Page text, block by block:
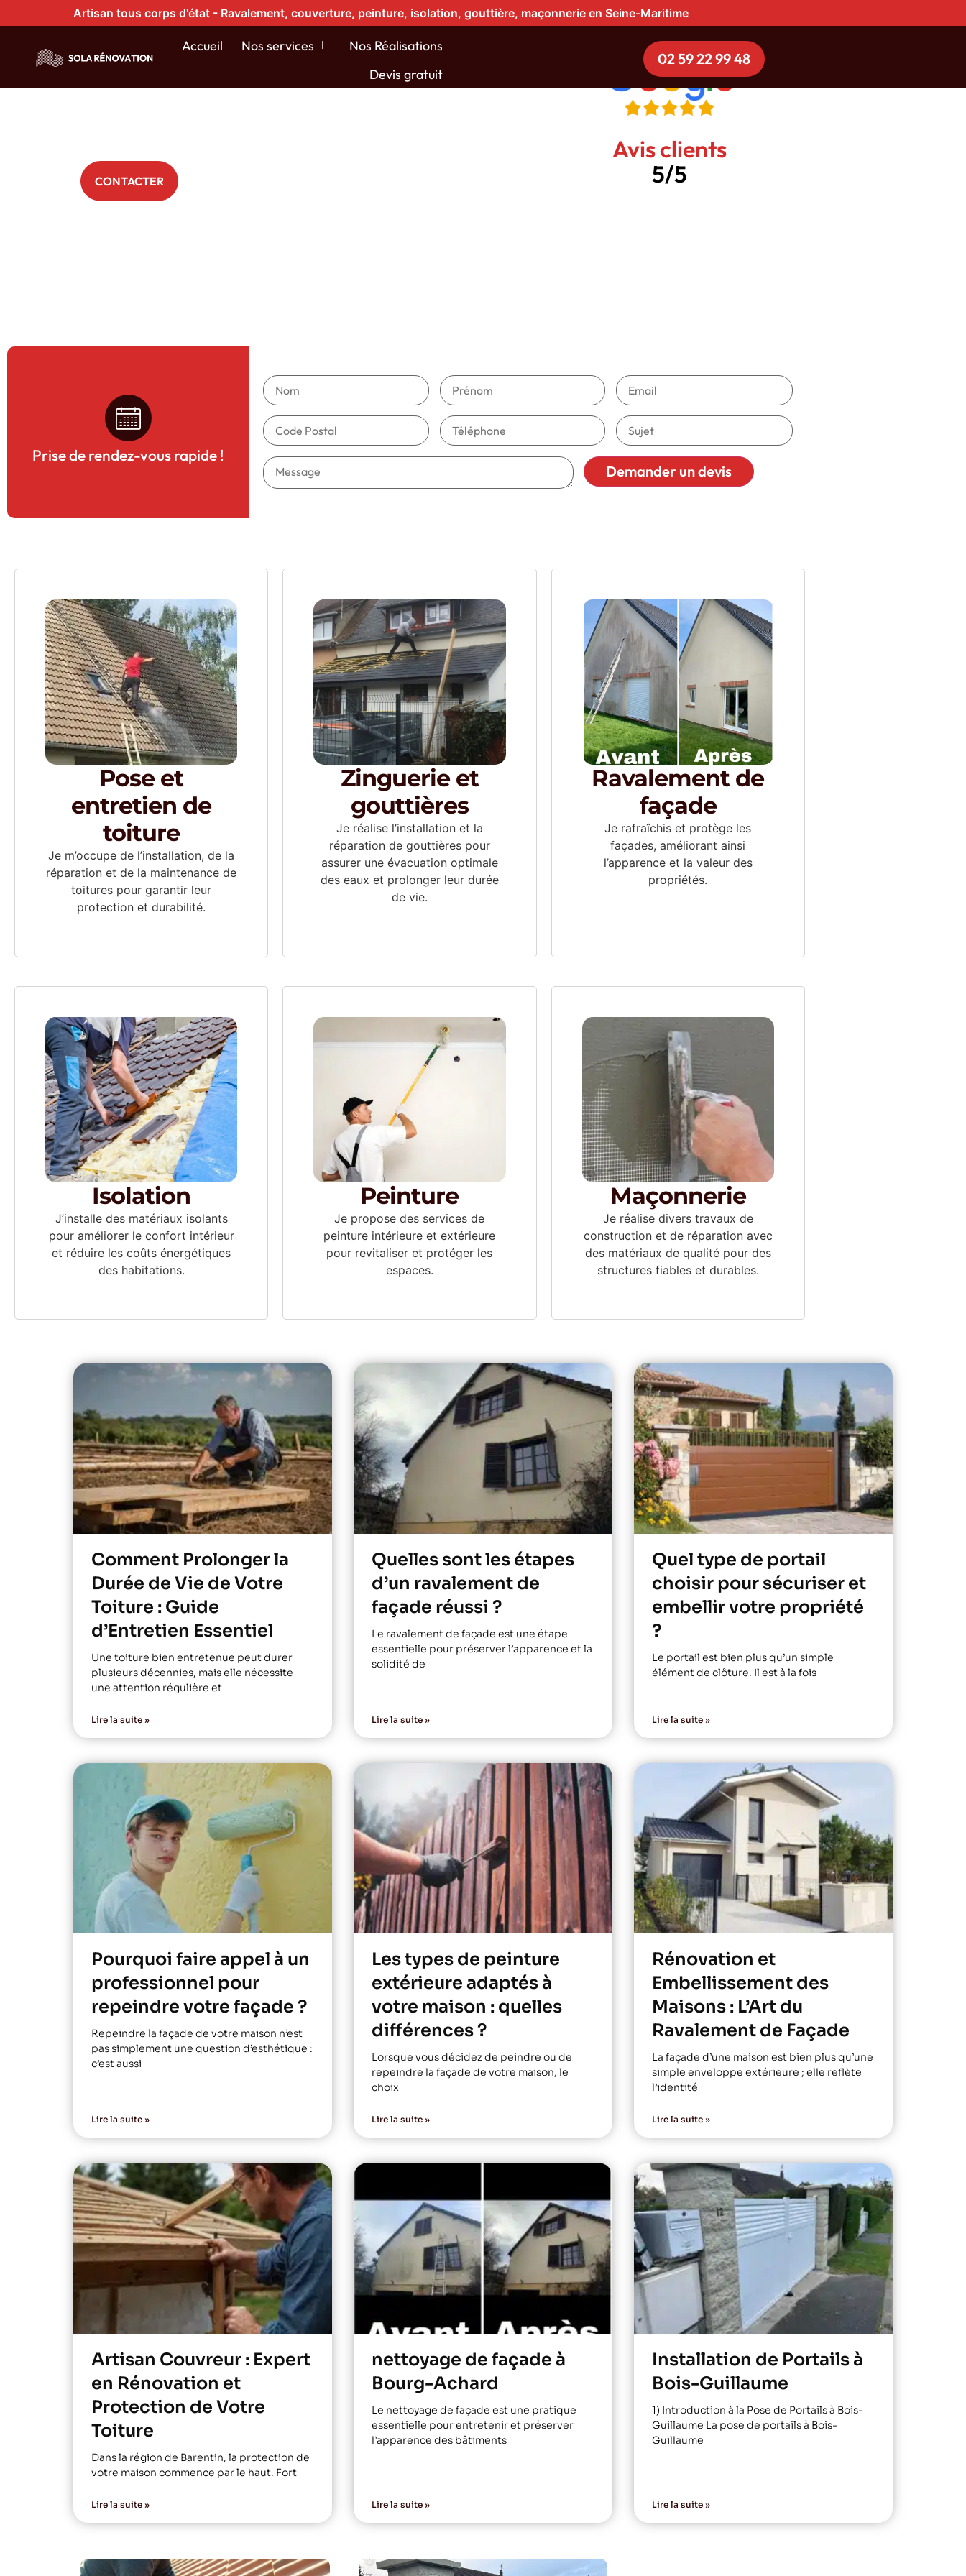
Artisan tous corps d'état - Ravalement, couverture, peinture, isolation, gouttière, maçonnerie en Seine-Maritime
Accueil Nos services
Nos Réalisations
Devis gratuit
02 59 22 99 48
Toiture en ardoise à
Mont-Saint-Aignan
CONTACTER
Avis clients
5/5
Prise de rendez-vous rapide !
Pose et
entretien de
toiture
Je m’occupe de l’installation, de la
réparation et de la maintenance de
toitures pour garantir leur
protection et durabilité.
Zinguerie et
gouttières
Je réalise l’installation et la
réparation de gouttières pour
assurer une évacuation optimale
des eaux et prolonger leur durée
de vie.
Ravalement de
façade
Je rafraîchis et protège les
façades, améliorant ainsi
l’apparence et la valeur des
propriétés.
Isolation
J’installe des matériaux isolants
pour améliorer le confort intérieur
et réduire les coûts énergétiques
des habitations.
Peinture
Je propose des services de
peinture intérieure et extérieure
pour revitaliser et protéger les
espaces.
Maçonnerie
Je réalise divers travaux de
construction et de réparation avec
des matériaux de qualité pour des
structures fiables et durables.
Comment Prolonger la
Durée de Vie de Votre
Toiture : Guide
d’Entretien Essentiel
Une toiture bien entretenue peut durer
plusieurs décennies, mais elle nécessite
une attention régulière et
Lire la suite »
Quelles sont les étapes
d’un ravalement de
façade réussi ?
Le ravalement de façade est une étape
essentielle pour préserver l’apparence et la
solidité de
Lire la suite »
Quel type de portail
choisir pour sécuriser et
embellir votre propriété
?
Le portail est bien plus qu’un simple
élément de clôture. Il est à la fois
Lire la suite »
Pourquoi faire appel à un
professionnel pour
repeindre votre façade ?
Repeindre la façade de votre maison n’est
pas simplement une question d’esthétique :
c’est aussi
Lire la suite »
Les types de peinture
extérieure adaptés à
votre maison : quelles
différences ?
Lorsque vous décidez de peindre ou de
repeindre la façade de votre maison, le
choix
Lire la suite »
Rénovation et
Embellissement des
Maisons : L’Art du
Ravalement de Façade
La façade d’une maison est bien plus qu’une
simple enveloppe extérieure ; elle reflète
l’identité
Lire la suite »
Artisan Couvreur : Expert
en Rénovation et
Protection de Votre
Toiture
Dans la région de Barentin, la protection de
votre maison commence par le haut. Fort
Lire la suite »
nettoyage de façade à
Bourg-Achard
Le nettoyage de façade est une pratique
essentielle pour entretenir et préserver
l’apparence des bâtiments
Lire la suite »
Installation de Portails à
Bois-Guillaume
1) Introduction à la Pose de Portails à Bois-
Guillaume La pose de portails à Bois-
Guillaume
Lire la suite »